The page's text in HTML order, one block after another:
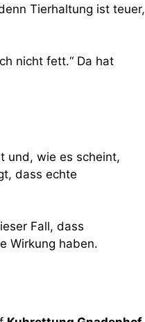
Tierhaltung ist teuer,
nicht fett.“ Da hat
und, wie es scheint,
dass echte
Fall, dass
Wirkung haben.